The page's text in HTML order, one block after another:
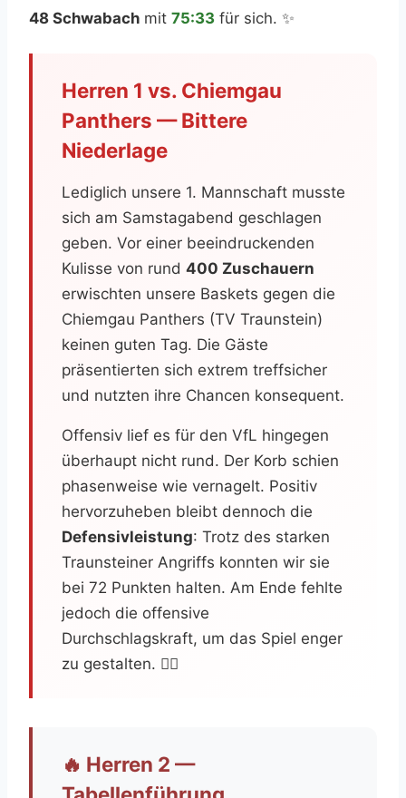
48 Schwabach mit 75:33 für sich. ✨
Herren 1 vs. Chiemgau
Panthers — Bittere
Niederlage
Lediglich unsere 1. Mannschaft musste
sich am Samstagabend geschlagen
geben. Vor einer beeindruckenden
Kulisse von rund 400 Zuschauern
erwischten unsere Baskets gegen die
Chiemgau Panthers (TV Traunstein)
keinen guten Tag. Die Gäste
präsentierten sich extrem treffsicher
und nutzten ihre Chancen konsequent.
Offensiv lief es für den VfL hingegen
überhaupt nicht rund. Der Korb schien
phasenweise wie vernagelt. Positiv
hervorzuheben bleibt dennoch die
Defensivleistung: Trotz des starken
Traunsteiner Angriffs konnten wir sie
bei 72 Punkten halten. Am Ende fehlte
jedoch die offensive
Durchschlagskraft, um das Spiel enger
zu gestalten. 😮‍💨
🔥 Herren 2 —